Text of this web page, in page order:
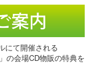
にて開催される
の会場CD物販の特典を